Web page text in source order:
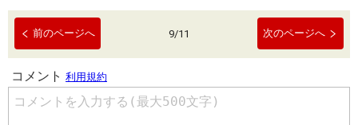
前のページへ 9/11 次のページへ